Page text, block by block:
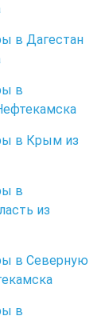
в Дагестан
в
в Крым из
в
из
в Северную
в